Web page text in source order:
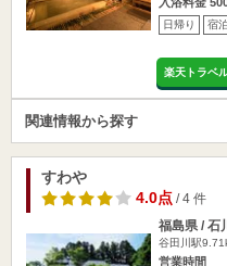
日帰り 宿
楽天トラベ
関連情報から探す
すわや
4.0点/ 4 件
福島県 / 石
谷田川駅
営業時間